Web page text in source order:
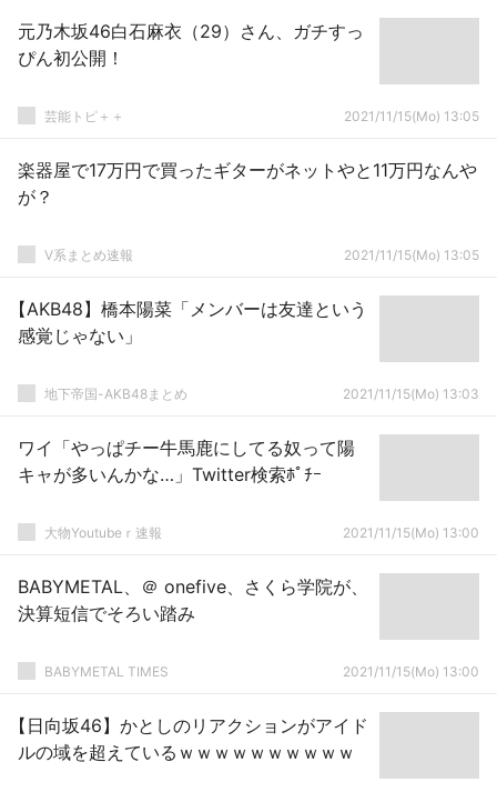
元乃木坂46白石麻衣（29）さん、ガチすっ
ぴん初公開！
芸能トピ＋＋ 2021/11/15(Mo) 13:05
楽器屋で17万円で買ったギターがネットやと11万円なんや
が？
V系まとめ速報 2021/11/15(Mo) 13:05
【AKB48】橋本陽菜「メンバーは友達という
感覚じゃない」
地下帝国-AKB48まとめ 2021/11/15(Mo) 13:03
ワイ「やっぱチー牛馬鹿にしてる奴って陽
キャが多いんかな…」Twitter検索ﾎﾟﾁｰ
大物Youtubeｒ速報 2021/11/15(Mo) 13:00
BABYMETAL、＠ onefive、さくら学院が、
決算短信でそろい踏み
BABYMETAL TIMES 2021/11/15(Mo) 13:00
【日向坂46】かとしのリアクションがアイド
ルの域を超えているｗｗｗｗｗｗｗｗｗｗ